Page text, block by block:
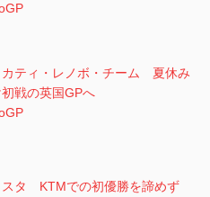
カティ・レノボ・チーム 夏休み
戦の英国GPへ
スタ KTMでの初優勝を諦めず